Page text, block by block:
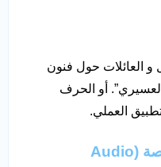
العائلات حول فنون
أو الحرف
العملي.
(Audio